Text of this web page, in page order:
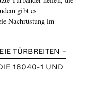
gibt es
Nachrüstung im
TÜRBREITEN –
18040-1 UND